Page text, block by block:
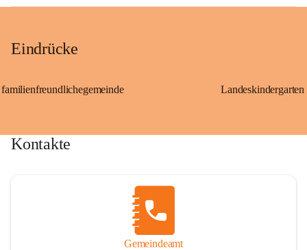
Eindrücke
familienfreundlichegemeinde
Kontakte
Gemeindeamt